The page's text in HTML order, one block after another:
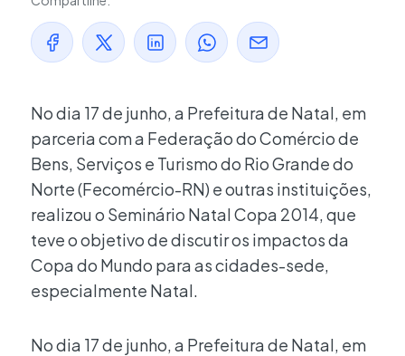
No dia 17 de junho, a Prefeitura de Natal, em
parceria com a Federação do Comércio de
Bens, Serviços e Turismo do Rio Grande do
Norte (Fecomércio-RN) e outras instituições,
realizou o Seminário Natal Copa 2014, que
teve o objetivo de discutir os impactos da
Copa do Mundo para as cidades-sede,
especialmente Natal.
No dia 17 de junho, a Prefeitura de Natal, em